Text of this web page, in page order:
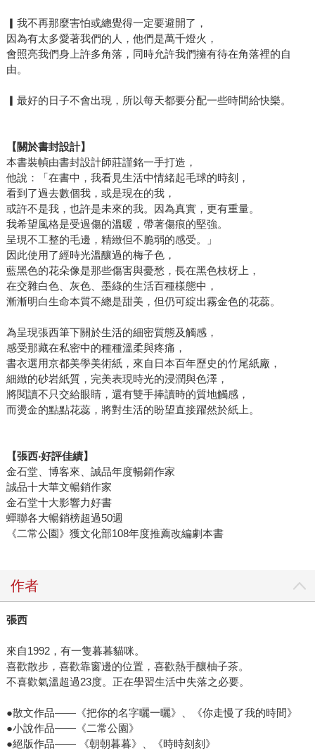
▎我不再那麼害怕或總覺得一定要避開了，
因為有太多愛著我們的人，他們是萬千燈火，
會照亮我們身上許多角落，同時允許我們擁有待在角落裡的自
由。
▎最好的日子不會出現，所以每天都要分配一些時間給快樂。
【關於書封設計】
本書裝幀由書封設計師莊謹銘一手打造，
他說：「在書中，我看見生活中情緒起毛球的時刻，
看到了過去數個我，或是現在的我，
或許不是我，也許是未來的我。因為真實，更有重量。
我希望風格是受過傷的溫暖，帶著傷痕的堅強。
呈現不工整的毛邊，精緻但不脆弱的感受。」
因此使用了經時光溫釀過的梅子色，
藍黑色的花朵像是那些傷害與憂愁，長在黑色枝枒上，
在交雜白色、灰色、墨綠的生活百種樣態中，
漸漸明白生命本質不總是甜美，但仍可綻出霧金色的花蕊。
為呈現張西筆下關於生活的細密質態及觸感，
感受那藏在私密中的種種溫柔與疼痛，
書衣選用京都美學美術紙，來自日本百年歷史的竹尾紙廠，
細緻的砂岩紙質，完美表現時光的浸潤與色澤，
將閱讀不只交給眼睛，還有雙手捧讀時的質地觸感，
而燙金的點點花蕊，將對生活的盼望直接躍然於紙上。
【張西‧好評佳績】
金石堂、博客來、誠品年度暢銷作家
誠品十大華文暢銷作家
金石堂十大影響力好書
蟬聯各大暢銷榜超過50週
《二常公園》獲文化部108年度推薦改編劇本書
作者
張西
來自1992，有一隻暮暮貓咪。
喜歡散步，喜歡靠窗邊的位置，喜歡熱手釀柚子茶。
不喜歡氣溫超過23度。正在學習生活中失落之必要。
●散文作品——《把你的名字曬一曬》、《你走慢了我的時間》
●小說作品——《二常公園》
●絕版作品—— 《朝朝暮暮》、《時時刻刻》